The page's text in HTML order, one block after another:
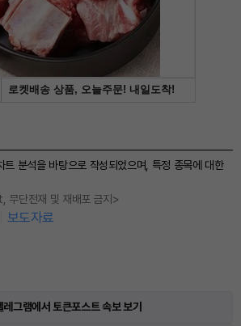
트 분석을 바탕으로 작성되었으며, 특정 종목에 대한
단전재 및 재배포 금지>
보도자료
레그램에서 토큰포스트 속보 보기